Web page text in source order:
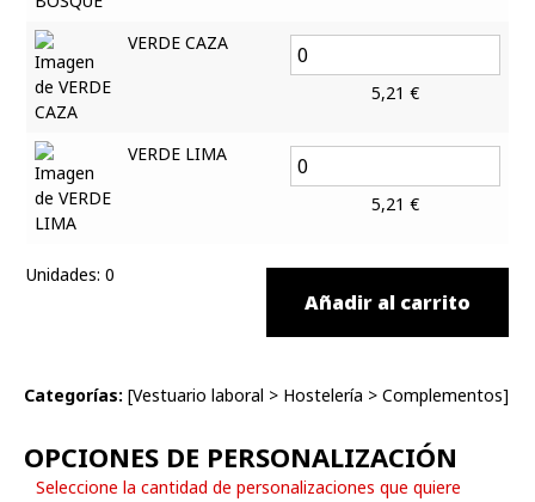
VERDE CAZA
5,21 €
VERDE LIMA
5,21 €
Unidades: 0
Añadir al carrito
Categorías: [Vestuario laboral > Hostelería > Complementos]
OPCIONES DE PERSONALIZACIÓN
Seleccione la cantidad de personalizaciones que quiere